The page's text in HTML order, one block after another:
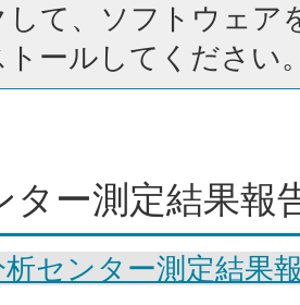
して、ソフトウェア
トールしてください
ター測定結果報
析センター測定結果